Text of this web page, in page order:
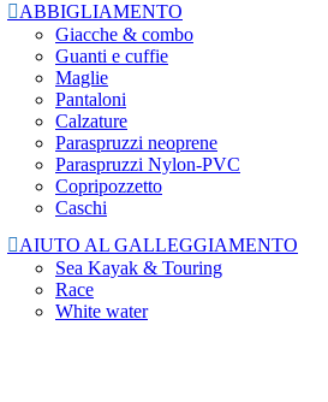
ABBIGLIAMENTO
Giacche & combo
Guanti e cuffie
Maglie
Pantaloni
Calzature
Paraspruzzi neoprene
Paraspruzzi Nylon-PVC
Copripozzetto
Caschi
AIUTO AL GALLEGGIAMENTO
Sea Kayak & Touring
Race
White water